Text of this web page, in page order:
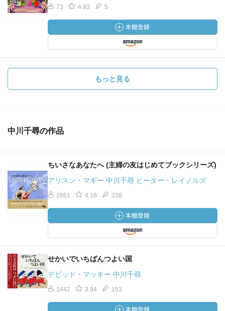
73 4.83 5
もっと見る
中川千尋の作品
ちいさなあなたへ (主婦の友はじめてブックシリーズ)
アリスン・マギー 中川千尋 ピーター・レイノルズ
2861 4.18 338
せかいでいちばんつよい国
デビッド・マッキー 中川千尋
1442 3.94 153